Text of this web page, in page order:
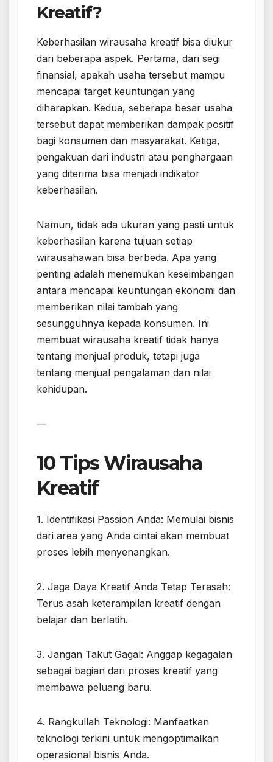
Kreatif?
Keberhasilan wirausaha kreatif bisa diukur
dari beberapa aspek. Pertama, dari segi
finansial, apakah usaha tersebut mampu
mencapai target keuntungan yang
diharapkan. Kedua, seberapa besar usaha
tersebut dapat memberikan dampak positif
bagi konsumen dan masyarakat. Ketiga,
pengakuan dari industri atau penghargaan
yang diterima bisa menjadi indikator
keberhasilan.
Namun, tidak ada ukuran yang pasti untuk
keberhasilan karena tujuan setiap
wirausahawan bisa berbeda. Apa yang
penting adalah menemukan keseimbangan
antara mencapai keuntungan ekonomi dan
memberikan nilai tambah yang
sesungguhnya kepada konsumen. Ini
membuat wirausaha kreatif tidak hanya
tentang menjual produk, tetapi juga
tentang menjual pengalaman dan nilai
kehidupan.
—
10 Tips Wirausaha
Kreatif
1. Identifikasi Passion Anda: Memulai bisnis
dari area yang Anda cintai akan membuat
proses lebih menyenangkan.
2. Jaga Daya Kreatif Anda Tetap Terasah:
Terus asah keterampilan kreatif dengan
belajar dan berlatih.
3. Jangan Takut Gagal: Anggap kegagalan
sebagai bagian dari proses kreatif yang
membawa peluang baru.
4. Rangkullah Teknologi: Manfaatkan
teknologi terkini untuk mengoptimalkan
operasional bisnis Anda.